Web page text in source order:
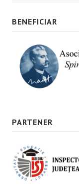
BENEFICIAR
PARTENER